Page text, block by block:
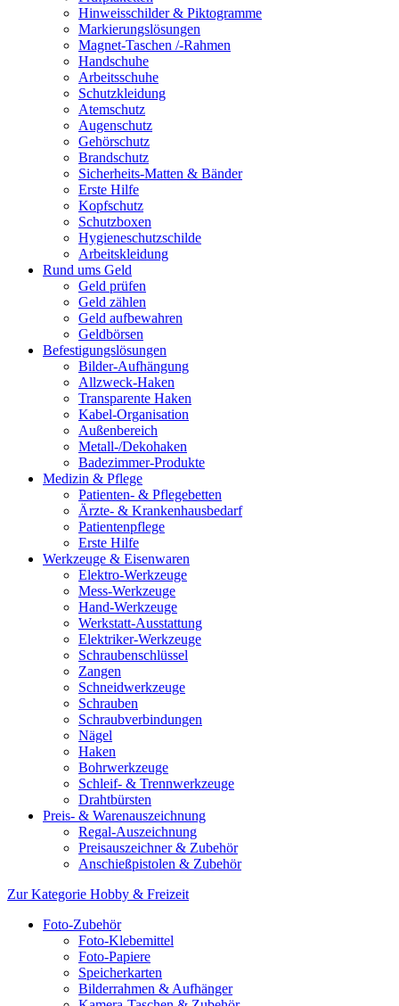
Hinweisschilder & Piktogramme
Markierungslösungen
Magnet-Taschen /-Rahmen
Handschuhe
Arbeitsschuhe
Schutzkleidung
Atemschutz
Augenschutz
Gehörschutz
Brandschutz
Sicherheits-Matten & Bänder
Erste Hilfe
Kopfschutz
Schutzboxen
Hygieneschutzschilde
Arbeitskleidung
Rund ums Geld
Geld prüfen
Geld zählen
Geld aufbewahren
Geldbörsen
Befestigungslösungen
Bilder-Aufhängung
Allzweck-Haken
Transparente Haken
Kabel-Organisation
Außenbereich
Metall-/Dekohaken
Badezimmer-Produkte
Medizin & Pflege
Patienten- & Pflegebetten
Ärzte- & Krankenhausbedarf
Patientenpflege
Erste Hilfe
Werkzeuge & Eisenwaren
Elektro-Werkzeuge
Mess-Werkzeuge
Hand-Werkzeuge
Werkstatt-Ausstattung
Elektriker-Werkzeuge
Schraubenschlüssel
Zangen
Schneidwerkzeuge
Schrauben
Schraubverbindungen
Nägel
Haken
Bohrwerkzeuge
Schleif- & Trennwerkzeuge
Drahtbürsten
Preis- & Warenauszeichnung
Regal-Auszeichnung
Preisauszeichner & Zubehör
Anschießpistolen & Zubehör
Zur Kategorie Hobby & Freizeit
Foto-Zubehör
Foto-Klebemittel
Foto-Papiere
Speicherkarten
Bilderrahmen & Aufhänger